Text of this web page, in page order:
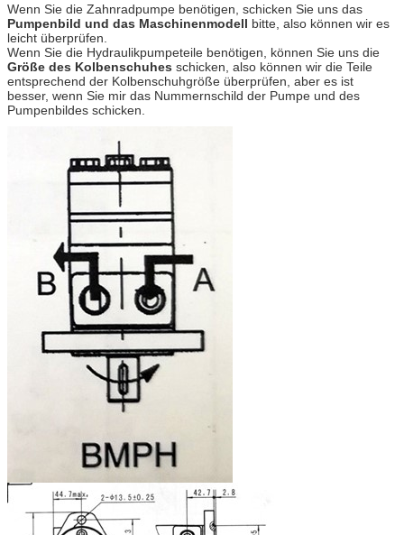
Wenn Sie die Zahnradpumpe benötigen, schicken Sie uns das
Pumpenbild und das Maschinenmodell bitte, also können wir es
leicht überprüfen.
Wenn Sie die Hydraulikpumpeteile benötigen, können Sie uns die
Größe des Kolbenschuhes schicken, also können wir die Teile
entsprechend der Kolbenschuhgröße überprüfen, aber es ist
besser, wenn Sie mir das Nummernschild der Pumpe und des
Pumpenbildes schicken.